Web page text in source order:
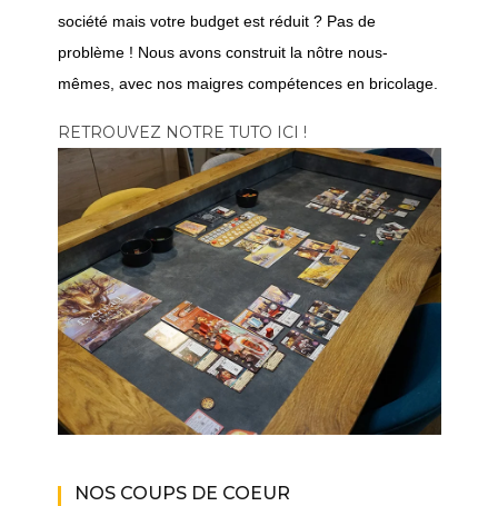
société mais votre budget est réduit ? Pas de
problème ! Nous avons construit la nôtre nous-
mêmes, avec nos maigres compétences en bricolage.
RETROUVEZ NOTRE TUTO ICI !
NOS COUPS DE COEUR